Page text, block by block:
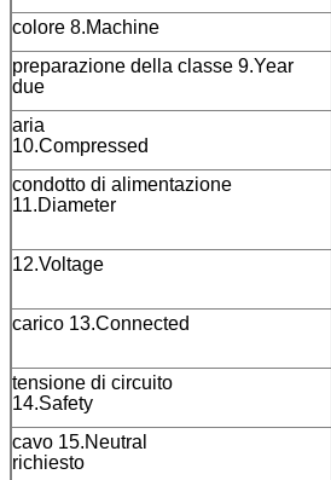
colore 8.Machine
preparazione della classe 9.Year
due
aria
10.Compressed
condotto di alimentazione
11.Diameter
12.Voltage
carico 13.Connected
tensione di circuito
14.Safety
cavo 15.Neutral
richiesto